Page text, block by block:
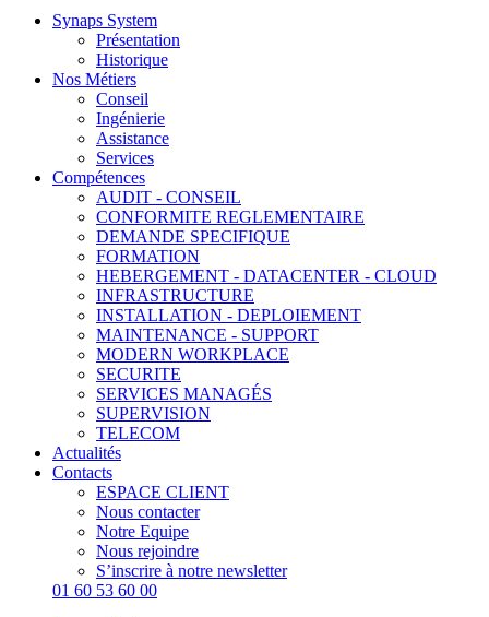
Synaps System
Présentation
Historique
Nos Métiers
Conseil
Ingénierie
Assistance
Services
Compétences
AUDIT - CONSEIL
CONFORMITE REGLEMENTAIRE
DEMANDE SPECIFIQUE
FORMATION
HEBERGEMENT - DATACENTER - CLOUD
INFRASTRUCTURE
INSTALLATION - DEPLOIEMENT
MAINTENANCE - SUPPORT
MODERN WORKPLACE
SECURITE
SERVICES MANAGÉS
SUPERVISION
TELECOM
Actualités
Contacts
ESPACE CLIENT
Nous contacter
Notre Equipe
Nous rejoindre
S’inscrire à notre newsletter
01 60 53 60 00